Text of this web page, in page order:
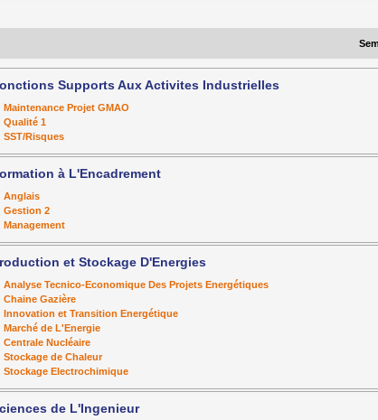
Supports Aux Activites Industrielles
Maintenance Projet GMAO
Qualité 1
SST/Risques
à L'Encadrement
Anglais
Gestion 2
Management
et Stockage D'Energies
Analyse Tecnico-Economique Des Projets Energétiques
Chaine Gazière
Innovation et Transition Energétique
Marché de L'Energie
Centrale Nucléaire
Stockage de Chaleur
Stockage Electrochimique
de L'Ingenieur